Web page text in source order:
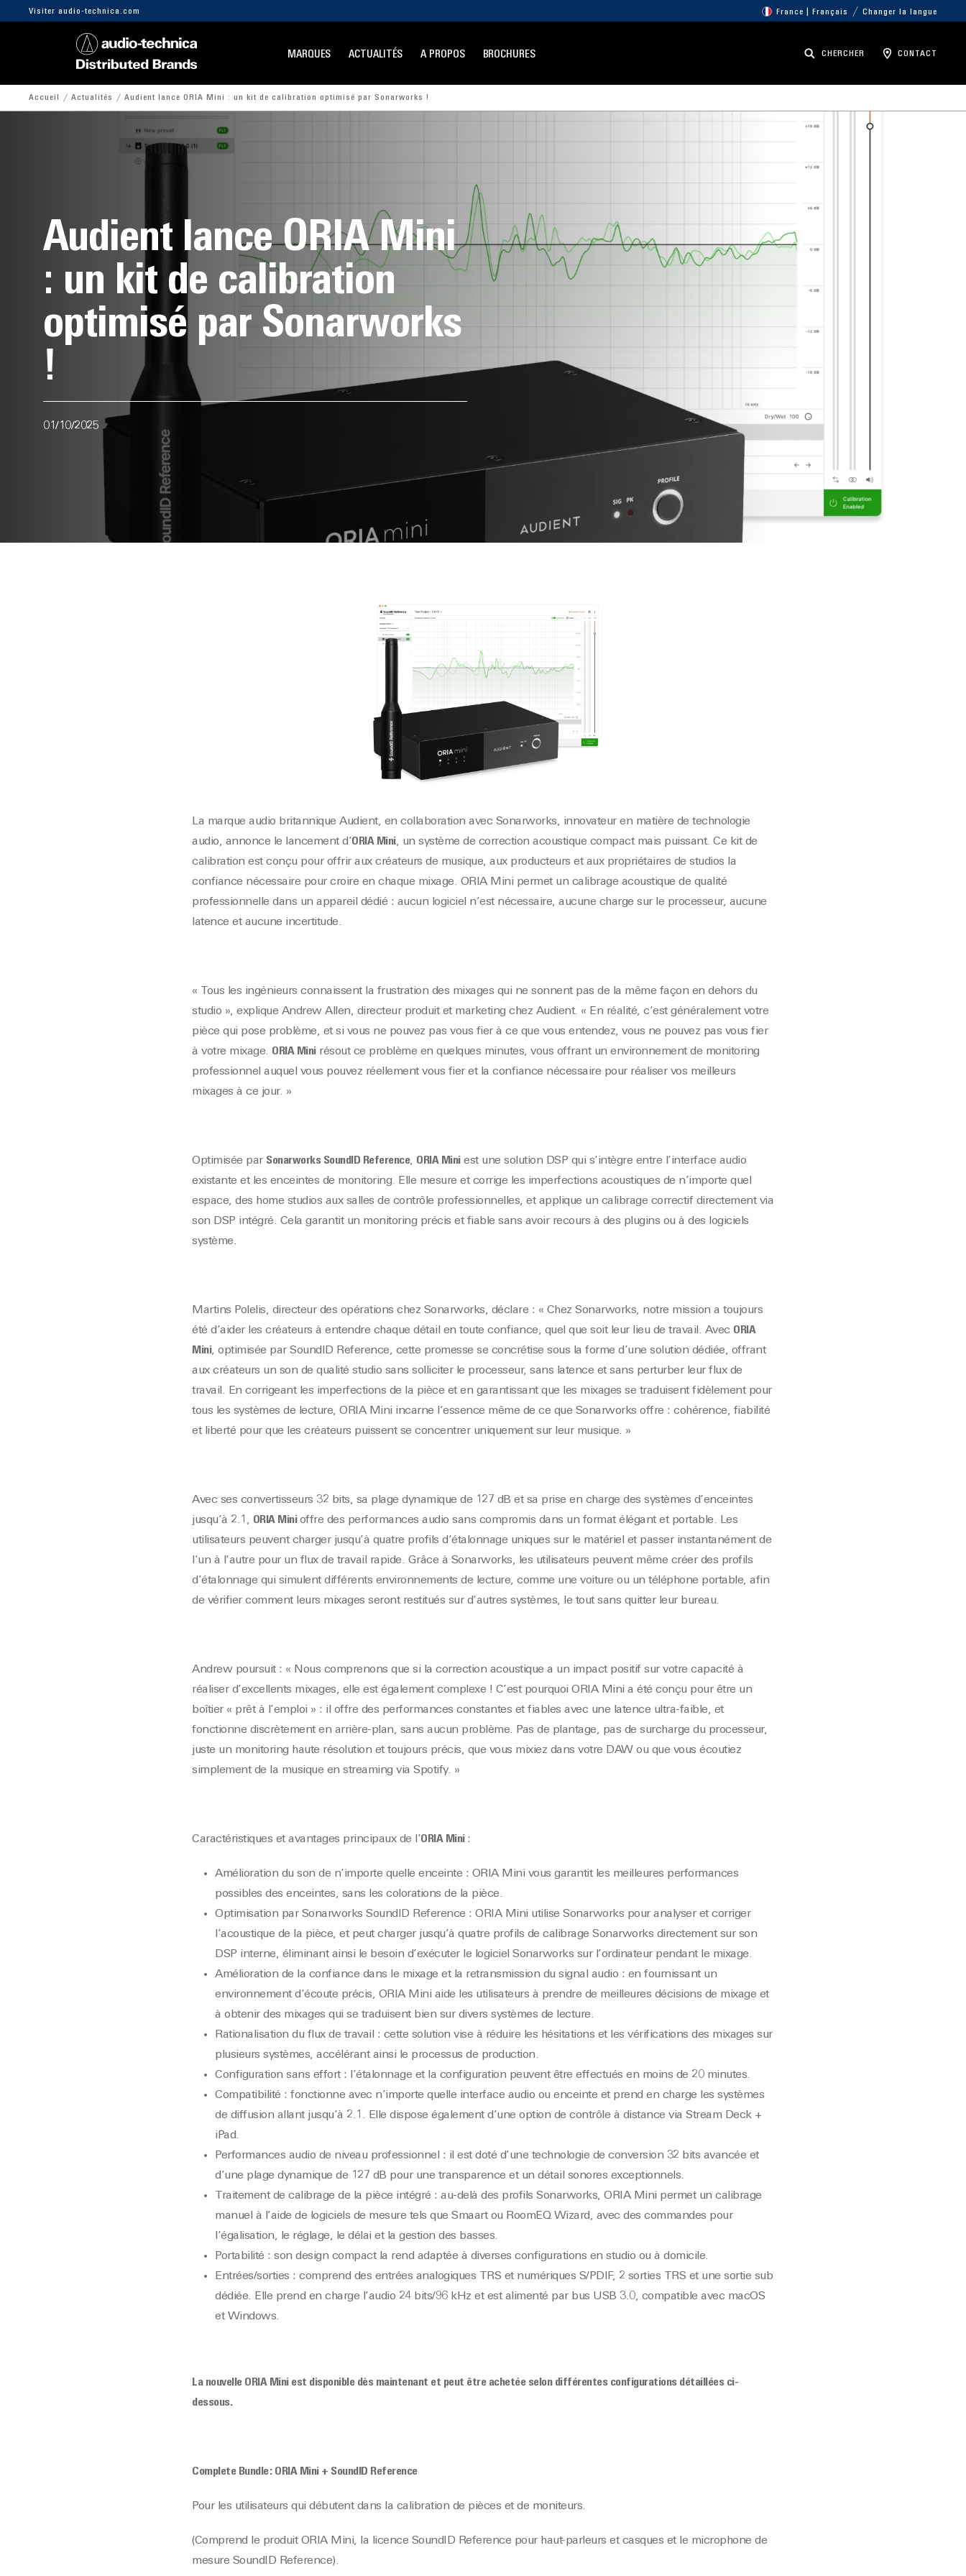
Visiter audio-technica.com France | Français Changer la langue
MARQUES ACTUALITÉS A PROPOS BROCHURES CHERCHER CONTACT
Accueil Actualités Audient lance ORIA Mini : un kit de calibration optimisé par Sonarworks !
Audient lance ORIA Mini
: un kit de calibration
optimisé par Sonarworks
!
01/10/2025
La marque audio britannique Audient, en collaboration avec Sonarworks, innovateur en matière de technologie
audio, annonce le lancement d’ORIA Mini, un système de correction acoustique compact mais puissant. Ce kit de
calibration est conçu pour offrir aux créateurs de musique, aux producteurs et aux propriétaires de studios la
confiance nécessaire pour croire en chaque mixage. ORIA Mini permet un calibrage acoustique de qualité
professionnelle dans un appareil dédié : aucun logiciel n’est nécessaire, aucune charge sur le processeur, aucune
latence et aucune incertitude.
« Tous les ingénieurs connaissent la frustration des mixages qui ne sonnent pas de la même façon en dehors du
studio », explique Andrew Allen, directeur produit et marketing chez Audient. « En réalité, c’est généralement votre
pièce qui pose problème, et si vous ne pouvez pas vous fier à ce que vous entendez, vous ne pouvez pas vous fier
à votre mixage. ORIA Minirésout ce problème en quelques minutes, vous offrant un environnement de monitoring
professionnel auquel vous pouvez réellement vous fier et la confiance nécessaire pour réaliser vos meilleurs
mixages à ce jour. »
Optimisée par Sonarworks SoundID Reference, ORIA Miniest une solution DSP qui s’intègre entre l’interface audio
existante et les enceintes de monitoring. Elle mesure et corrige les imperfections acoustiques de n’importe quel
espace, des home studios aux salles de contrôle professionnelles, et applique un calibrage correctif directement via
son DSP intégré. Cela garantit un monitoring précis et fiable sans avoir recours à des plugins ou à des logiciels
système.
Martins Polelis, directeur des opérations chez Sonarworks, déclare : « Chez Sonarworks, notre mission a toujours
été d’aider les créateurs à entendre chaque détail en toute confiance, quel que soit leur lieu de travail. Avec ORIA
Mini, optimisée par SoundID Reference, cette promesse se concrétise sous la forme d’une solution dédiée, offrant
aux créateurs un son de qualité studio sans solliciter le processeur, sans latence et sans perturber leur flux de
travail. En corrigeant les imperfections de la pièce et en garantissant que les mixages se traduisent fidèlement pour
tous les systèmes de lecture, ORIA Mini incarne l’essence même de ce que Sonarworks offre : cohérence, fiabilité
et liberté pour que les créateurs puissent se concentrer uniquement sur leur musique. »
Avec ses convertisseurs 32 bits, sa plage dynamique de 127 dB et sa prise en charge des systèmes d’enceintes
jusqu’à 2.1, ORIA Minioffre des performances audio sans compromis dans un format élégant et portable. Les
utilisateurs peuvent charger jusqu’à quatre profils d’étalonnage uniques sur le matériel et passer instantanément de
l’un à l’autre pour un flux de travail rapide. Grâce à Sonarworks, les utilisateurs peuvent même créer des profils
d’étalonnage qui simulent différents environnements de lecture, comme une voiture ou un téléphone portable, afin
de vérifier comment leurs mixages seront restitués sur d’autres systèmes, le tout sans quitter leur bureau.
Andrew poursuit : « Nous comprenons que si la correction acoustique a un impact positif sur votre capacité à
réaliser d’excellents mixages, elle est également complexe ! C’est pourquoi ORIA Mini a été conçu pour être un
boîtier « prêt à l’emploi » : il offre des performances constantes et fiables avec une latence ultra-faible, et
fonctionne discrètement en arrière-plan, sans aucun problème. Pas de plantage, pas de surcharge du processeur,
juste un monitoring haute résolution et toujours précis, que vous mixiez dans votre DAW ou que vous écoutiez
simplement de la musique en streaming via Spotify. »
Caractéristiques et avantages principaux de l’ORIA Mini :
Amélioration du son de n’importe quelle enceinte : ORIA Mini vous garantit les meilleures performances
possibles des enceintes, sans les colorations de la pièce.
Optimisation par Sonarworks SoundID Reference : ORIA Mini utilise Sonarworks pour analyser et corriger
l’acoustique de la pièce, et peut charger jusqu’à quatre profils de calibrage Sonarworks directement sur son
DSP interne, éliminant ainsi le besoin d’exécuter le logiciel Sonarworks sur l’ordinateur pendant le mixage.
Amélioration de la confiance dans le mixage et la retransmission du signal audio : en fournissant un
environnement d’écoute précis, ORIA Mini aide les utilisateurs à prendre de meilleures décisions de mixage et
à obtenir des mixages qui se traduisent bien sur divers systèmes de lecture.
Rationalisation du flux de travail : cette solution vise à réduire les hésitations et les vérifications des mixages sur
plusieurs systèmes, accélérant ainsi le processus de production.
Configuration sans effort : l’étalonnage et la configuration peuvent être effectués en moins de 20 minutes.
Compatibilité : fonctionne avec n’importe quelle interface audio ou enceinte et prend en charge les systèmes
de diffusion allant jusqu’à 2.1. Elle dispose également d’une option de contrôle à distance via Stream Deck +
iPad.
Performances audio de niveau professionnel : il est doté d’une technologie de conversion 32 bits avancée et
d’une plage dynamique de 127 dB pour une transparence et un détail sonores exceptionnels.
Traitement de calibrage de la pièce intégré : au-delà des profils Sonarworks, ORIA Mini permet un calibrage
manuel à l’aide de logiciels de mesure tels que Smaart ou RoomEQ Wizard, avec des commandes pour
l’égalisation, le réglage, le délai et la gestion des basses.
Portabilité : son design compact la rend adaptée à diverses configurations en studio ou à domicile.
Entrées/sorties : comprend des entrées analogiques TRS et numériques S/PDIF, 2 sorties TRS et une sortie sub
dédiée. Elle prend en charge l’audio 24 bits/96 kHz et est alimenté par bus USB 3.0, compatible avec macOS
et Windows.
La nouvelle ORIA Mini est disponible dès maintenant et peut être achetée selon différentes configurations détaillées ci-
dessous.
Complete Bundle : ORIA Mini + SoundID Reference
Pour les utilisateurs qui débutent dans la calibration de pièces et de moniteurs.
(Comprend le produit ORIA Mini, la licence SoundID Reference pour haut-parleurs et casques et le microphone de
mesure SoundID Reference).